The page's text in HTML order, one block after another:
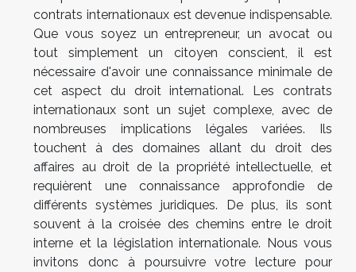
contrats internationaux est devenue indispensable.
Que vous soyez un entrepreneur, un avocat ou
tout simplement un citoyen conscient, il est
nécessaire d'avoir une connaissance minimale de
cet aspect du droit international. Les contrats
internationaux sont un sujet complexe, avec de
nombreuses implications légales variées. Ils
touchent à des domaines allant du droit des
affaires au droit de la propriété intellectuelle, et
requièrent une connaissance approfondie de
différents systèmes juridiques. De plus, ils sont
souvent à la croisée des chemins entre le droit
interne et la législation internationale. Nous vous
invitons donc à poursuivre votre lecture pour